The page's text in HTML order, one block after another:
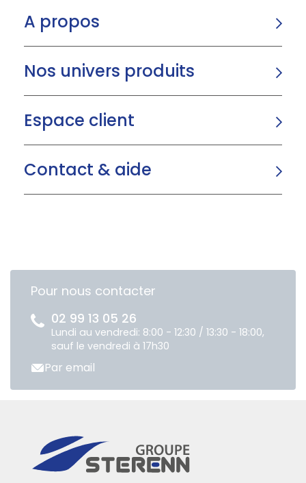
A propos
Nos univers produits
Espace client
Contact & aide
Pour nous contacter
02 99 13 05 26
Lundi au vendredi: 8:00 - 12:30 / 13:30 - 18:00,
sauf le vendredi à 17h30
Par email